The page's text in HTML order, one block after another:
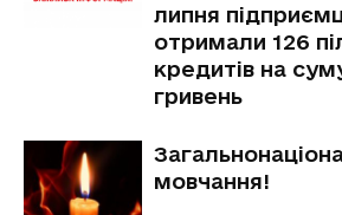
липня
отримали 126
кредитів на
гривень
мовчання!